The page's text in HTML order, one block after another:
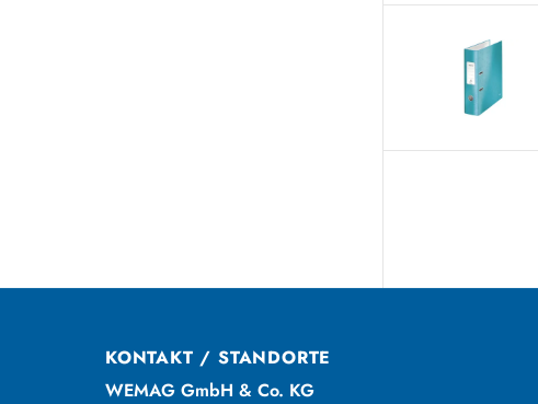
KONTAKT / STANDORTE
WEMAG GmbH & Co. KG